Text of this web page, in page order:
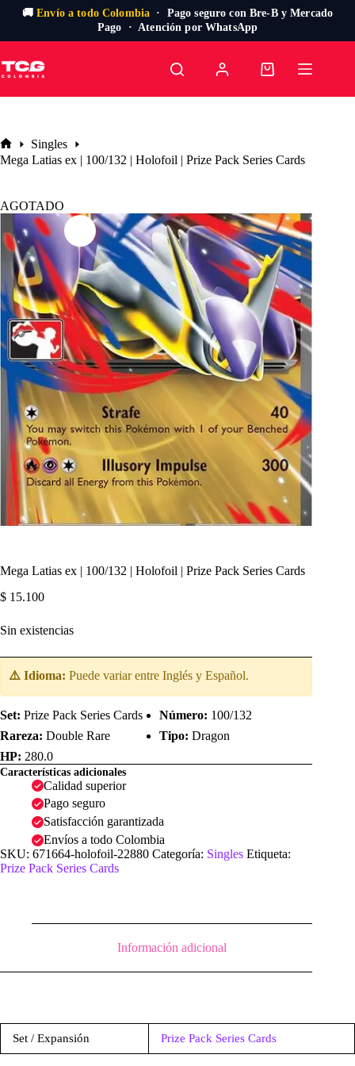
🚚Envío a todo Colombia · Pago seguro con Bre-B y Mercado
Pago · Atención por WhatsApp
al
contenido
Carro
Inicio
Singles
Mega Latias ex | 100/132 | Holofoil | Prize Pack Series Cards
AGOTADO
Mega Latias ex | 100/132 | Holofoil | Prize Pack Series Cards
$ 15.100
Sin existencias
⚠️ Idioma: Puede variar entre Inglés y Español.
Set: Prize Pack Series Cards Número: 100/132
Rareza: Double Rare Tipo: Dragon
HP: 280.0
Características adicionales
Calidad superior
Pago seguro
Satisfacción garantizada
Envíos a todo Colombia
SKU: 671664-holofoil-22880 Categoría: Singles Etiqueta:
Prize Pack Series Cards
Información adicional
Set / Expansión Prize Pack Series Cards